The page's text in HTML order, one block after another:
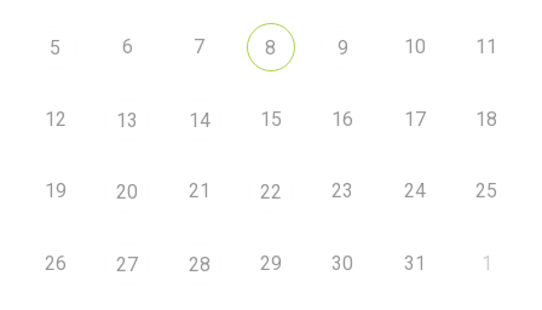
5 6 7 8 9 10 11
12 13 14 15 16 17 18
19 20 21 22 23 24 25
26 27 28 29 30 31 1